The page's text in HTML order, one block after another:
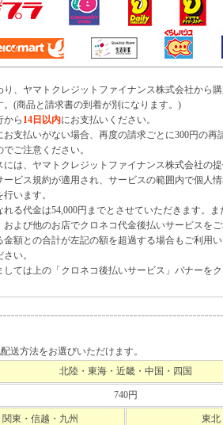
、ヤマトクレジットファイナンス株式会社から
。(商品と請求書の到着が別になります。)
ら 14日以内にお支払いください。
支払いがない場合、再度の請求ごとに300円の再
ご注意ください。
は、ヤマトクレジットファイナンス株式会社の
ービス規約が適用され、サービスの範囲内で個人
います。
る代金は54,000円までとさせていただきます。ま
および他のお店でクロネコ代金後払いサービスを
金額との合計が左記の額を超過する場合もご利用
い。
しては上の「クロネコ後払いサービス」バナーを
送方法をお選びいただけます。
北陸・東海・近畿・中国・四国
740円
関東・信越・九州 東北